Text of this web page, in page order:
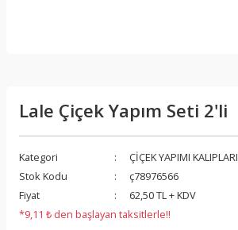
Lale Çiçek Yapım Seti 2'li
Kategori
ÇİÇEK YAPIMI KALIPLARI
Stok Kodu
ç78976566
Fiyat
62,50 TL + KDV
*9,11 ₺ den başlayan taksitlerle!!